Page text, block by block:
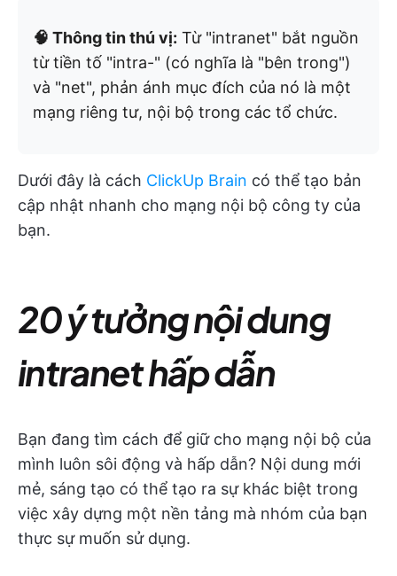
🧠 Thông tin thú vị: Từ "intranet" bắt nguồn
từ tiền tố "intra-" (có nghĩa là "bên trong")
và "net", phản ánh mục đích của nó là một
mạng riêng tư, nội bộ trong các tổ chức.
Dưới đây là cách ClickUp Brain có thể tạo bản
cập nhật nhanh cho mạng nội bộ công ty của
bạn.
20 ý tưởng nội dung
intranet hấp dẫn
Bạn đang tìm cách để giữ cho mạng nội bộ của
mình luôn sôi động và hấp dẫn? Nội dung mới
mẻ, sáng tạo có thể tạo ra sự khác biệt trong
việc xây dựng một nền tảng mà nhóm của bạn
thực sự muốn sử dụng.